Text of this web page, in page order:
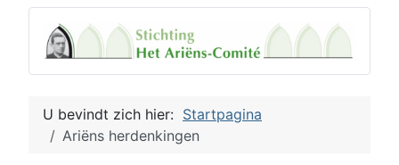
U bevindt zich hier: Startpagina
Ariëns herdenkingen